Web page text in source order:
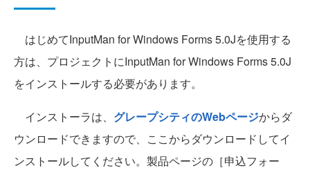
はじめてInputMan for Windows Forms 5.0Jを使用する
方は、プロジェクトにInputMan for Windows Forms 5.0J
をインストールする必要があります。
インストーラは、 グレープシティのWebページからダ
ウンロードできますので、ここからダウンロードしてイ
ンストールしてください。製品ページの［申込フォー